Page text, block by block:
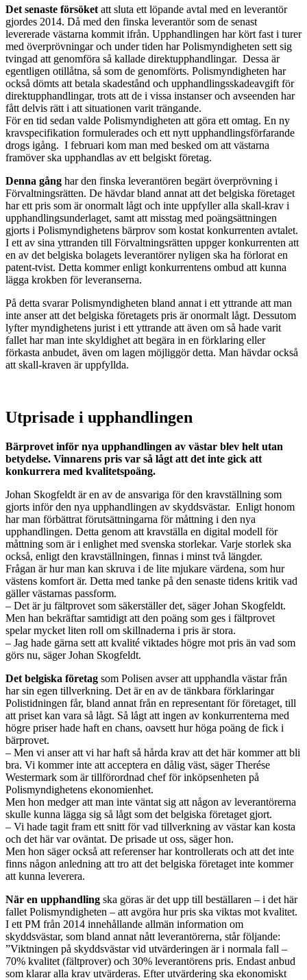
Det senaste försöket att sluta ett löpande avtal med en leverantör
gjordes 2014. Då med den finska leverantör som de senast
levererade västarna kommit ifrån. Upphandlingen har kört fast i turer
med överprövningar och under tiden har Polismyndigheten sett sig
tvingad att genomföra så kallade direktupphandlingar. Dessa är
egentligen otillåtna, så som de genomförts. Polismyndigheten har
också dömts att betala skadestånd och upphandlingsskadeavgift för
direktupphandlingar, trots att de i vissa instanser och avseenden har
fått delvis rätt i att situationen varit trängande.
För en tid sedan valde Polismyndigheten att göra ett omtag. En ny
kravspecifikation formulerades och ett nytt upphandlingsförfarande
drogs igång. I februari kom man med besked om att västarna
framöver ska upphandlas av ett belgiskt företag.
Denna gång har den finska leverantören begärt överprövning i
Förvaltningsrätten. De hävdar bland annat att det belgiska företaget
har ett pris som är onormalt lågt och inte uppfyller alla skall-krav i
upphandlingsunderlaget, samt att misstag med poängsättningen
gjorts i Polismyndighetens bärprov som kostat konkurrenten avtalet.
I ett av sina yttranden till Förvaltningsrätten uppger konkurrenten att
en av det belgiska bolagets leverantörer nyligen ska ha förlorat en
patent-tvist. Detta kommer enligt konkurrentens ombud att kunna
lägga krokben för leveranserna.
På detta svarar Polismyndigheten bland annat i ett yttrande att man
inte anser att det belgiska företagets pris är onormalt lågt. Dessutom
lyfter myndighetens jurist i ett yttrande att även om så hade varit
fallet har man inte skyldighet att begära in en förklaring eller
förkasta anbudet, även om lagen möjliggör detta. Man hävdar också
att skall-kraven är uppfyllda.
Utprisade i upphandlingen
Bärprovet inför nya upphandlingen av västar blev helt utan
betydelse. Vinnarens pris var så lågt att det inte gick att
konkurrera med kvalitetspoäng.
Johan Skogfeldt är en av de ansvariga för den kravställning som
gjorts inför den nya upphandlingen av skyddsvästar. Enligt honom
har man förbättrat förutsättningarna för måttning i den nya
upphandlingen. Detta genom att kravställa en digital modell för
måttning som är i enlighet med svenska storlekar. Varje storlek ska
också, enligt den kravställningen, finnas i minst två längder.
Frågan är hur man kan skruva i de lite mjukare värdena, som hur
västens komfort är. Detta med tanke på den senaste tidens kritik vad
gäller västarnas passform.
– Det är ju fältprovet som säkerställer det, säger Johan Skogfeldt.
Men han bekräftar samtidigt att den poäng som ges i fältprovet
spelar mycket liten roll om skillnaderna i pris är stora.
– Jag hade gärna sett att kvalité viktades högre mot pris än vad som
görs nu, säger Johan Skogfeldt.
Det belgiska företag som Polisen avser att upphandla västar från
har sin egen tillverkning. Det är en av de tänkbara förklaringar
Polistidningen får, bland annat från en representant för företaget, till
att priset kan vara så lågt. Så lågt att ingen av konkurrenterna med
högre priser hade haft en chans, oavsett hur höga poäng de fick i
bärprovet.
– Men vi anser att vi har haft så hårda krav att det här kommer att bli
bra. Vi kommer inte att acceptera en dålig väst, säger Therése
Westermark som är tillförordnad chef för inköpsenheten på
Polismyndighetens ekonomienhet.
Men hon medger att man inte väntat sig att någon av leverantörerna
skulle kunna lägga sig så lågt som det belgiska företaget gjort.
– Vi hade tagit fram ett snitt för vad tillverkning av västar kan kosta
och det här var oväntat. De prisade ut oss, säger hon.
Men hon säger också att referenser har kontrollerats och att det inte
finns någon anledning att tro att det belgiska företaget inte kommer
att kunna leverera.
När en upphandling ska göras är det upp till beställaren – i det här
fallet Polismyndigheten – att avgöra hur pris ska viktas mot kvalitet.
I ett PM från 2014 innehållande allmän information om
skyddsvästar, som bland annat nått leverantörerna, står följande:
”Viktningen på skyddsvästar vid utvärderingen är i normala fall –
70% kvalitet (fältprover) och 30% leverantörens pris. Endast anbud
som klarar alla krav utvärderas. Efter utvärdering ska ekonomiskt